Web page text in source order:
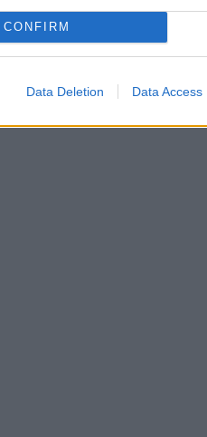
CONFIRM
Data Deletion Data Access
Instagram